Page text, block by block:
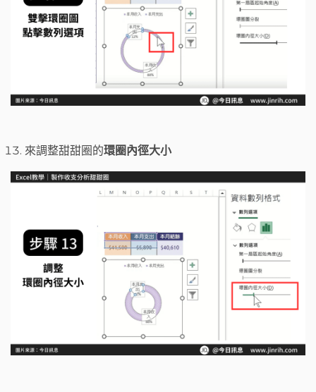
來調整甜甜圈的環圈內徑大小